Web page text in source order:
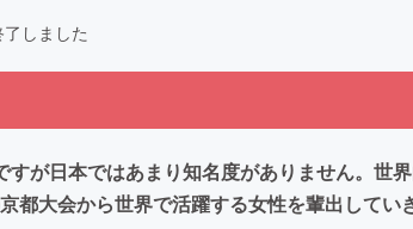
しました
が日本ではあまり知名度がありません。世
大会から世界で活躍する女性を輩出してい